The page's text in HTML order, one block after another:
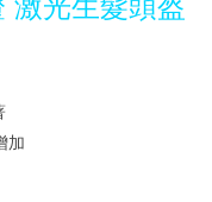
加